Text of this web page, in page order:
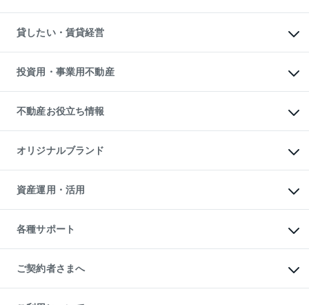
不動産購入の流れ
注目キーワード物件特集
購入ガイド
English 繁体中文簡体中文
スピードAI査定
不動産査定について
不動産売却の流れ
不動産買換えの流れ
売却ガイド
オフィス・店舗の賃貸
借りるときの流れ
借りるガイド
貸したい・賃貸経営
マンション賃料データ
賃貸管理プラン
リロケーションについて
貸すガイド
投資用・事業用不動産
事業用不動産
マンション投資
投資用マンション
アパート経営
収益物件
ビル購入（ビル一棟）
投資用不動産の売却査定
事業用不動産の売却査定
不動産お役立ち情報
マンションライブラリー
人気マンションランキング
暮らしに役立つ不動産メディア
不動産相場・不動産価格情報
不動産コラム・ニュース
不動産用語集
不動産なんでもネット相談室
住まいの税金
オリジナルブランド
一棟リノベーションマンション
L`GENTE（ルジェンテ）
区分リノベーションマンション
投資用一棟レジデンスWELL
不動産小口投資
LEGACIA（レガシア）
資産運用・活用
不動産M&A
アセットマネジメント・出資
各種サポート
相続サポート
リフォームサポート
ご契約者さまへ